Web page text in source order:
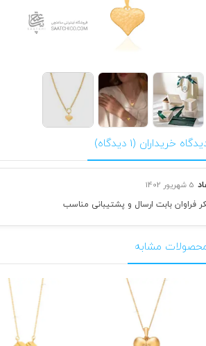
خریداران (1 دیدگاه)
5 شهریور 1402
فراوان بابت ارسال و پشتیبانی مناسب
مشابه